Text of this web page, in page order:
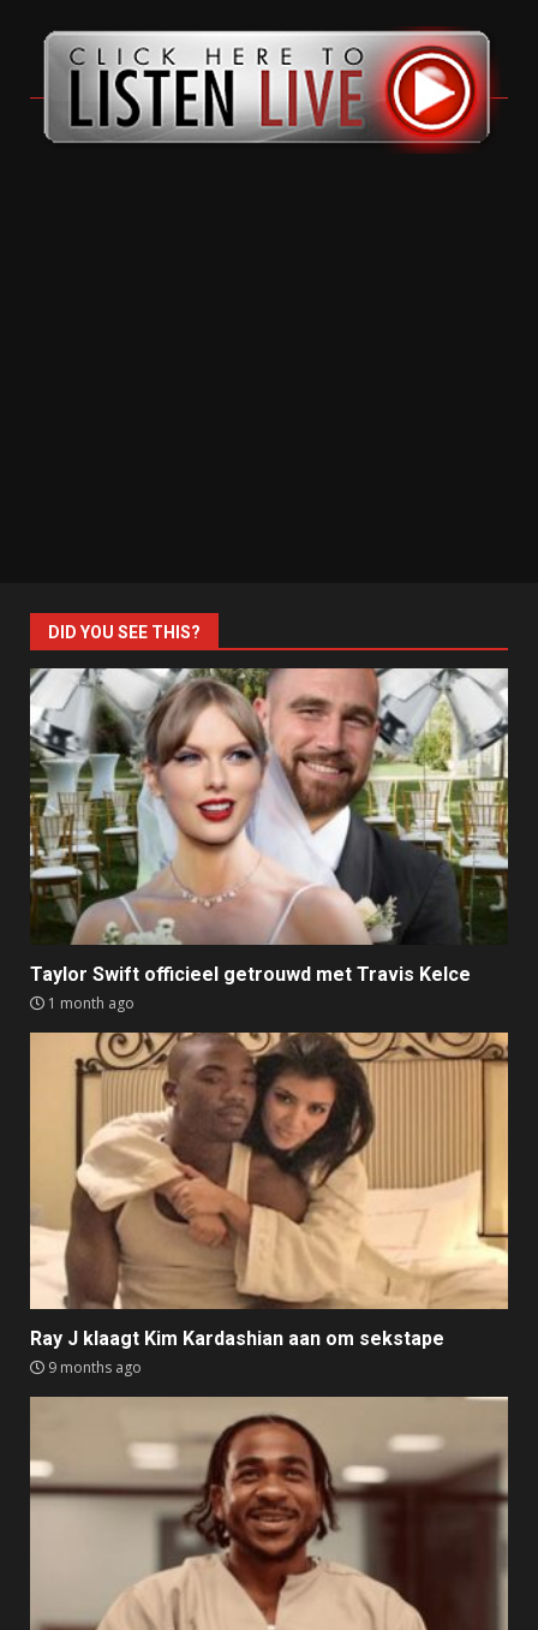
DID YOU SEE THIS?
Taylor Swift officieel getrouwd met Travis Kelce
1 month ago
Ray J klaagt Kim Kardashian aan om sekstape
9 months ago